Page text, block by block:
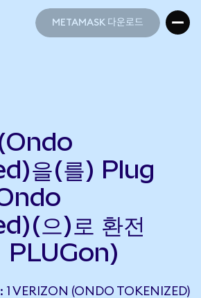
METAMASK 다운로드
을(를) Plug
으)로 환전
VERIZON (ONDO TOKENIZED)